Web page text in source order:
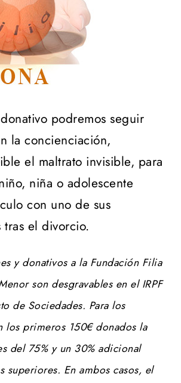
podremos seguir
la concienciación,
el maltrato invisible, para
niña o adolescente
con uno de sus
el divorcio.
y donativos a la Fundación Filia
son desgravables en el IRPF
de Sociedades. Para los
los primeros 150€ donados la
del 75% y un 30% adicional
superiores. En ambos casos, el